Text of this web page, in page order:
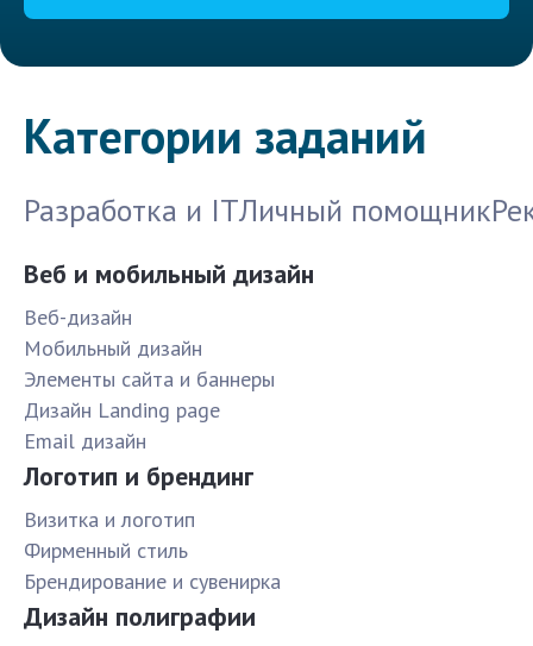
Категории заданий
Разработка и ITЛичный помощник
Веб и мобильный дизайн
Веб-дизайн
Мобильный дизайн
Элементы сайта и баннеры
Дизайн Landing page
Email дизайн
Логотип и брендинг
Визитка и логотип
Фирменный стиль
Брендирование и сувенирка
Дизайн полиграфии